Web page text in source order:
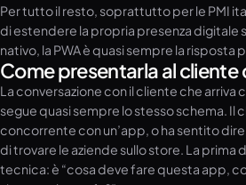
Per tutto il resto, soprattutto per le PMI
di estendere la propria presenza digitale
nativo, la PWA è quasi sempre la risposta
Come presentarla al cliente
La conversazione con il cliente che arriva
segue quasi sempre lo stesso schema. Il
concorrente con un’app, o ha sentito
di trovare le aziende sullo store. La prima
tecnica: è “cosa deve fare questa app,